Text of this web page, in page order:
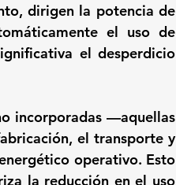
dirigen la potencia de
el uso de
el desperdicio
incorporadas —aquellas
el transporte y
operativo. Esto
la reducción en el uso